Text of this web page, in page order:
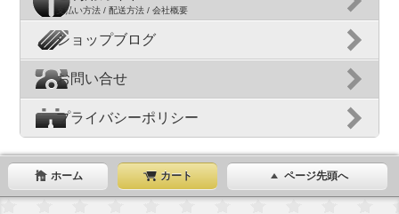
支払い方法 / 配送方法 / 会社概要
ショップブログ
お問い合せ
プライバシーポリシー
ホーム カート ページ先頭へ